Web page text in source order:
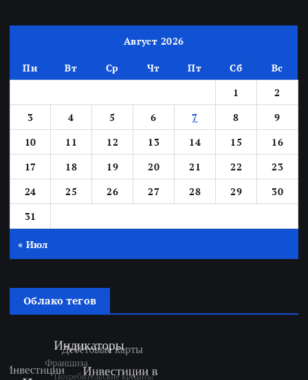
Август 2026
Пн Вт Ср Чт Пт Сб
Вс
1
2
3
4 5 6 7 8
9
10
11 12 13 14 15
16
17
18 19 20 21 22
23
24
25 26 27 28 29
30
31
« Июл
Облако тегов